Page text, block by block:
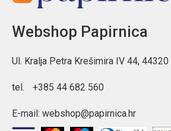
Webshop Papirnica
Ul. Kralja Petra Krešimira IV 44, 44320
tel. +385 44 682 560
E-mail: webshop@papirnica.hr